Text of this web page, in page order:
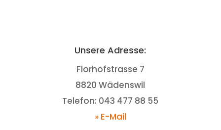
Unsere Adresse:
Florhofstrasse 7
8820 Wädenswil
Telefon: 043 477 88 55
» E-Mail